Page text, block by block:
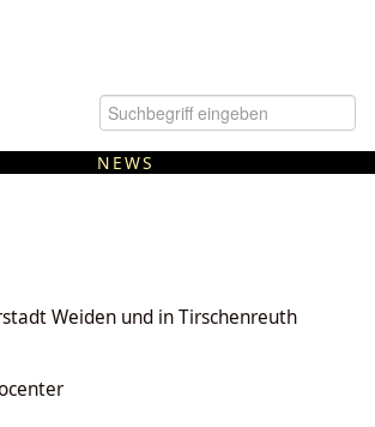
NEWS
Weiden und in Tirschenreuth